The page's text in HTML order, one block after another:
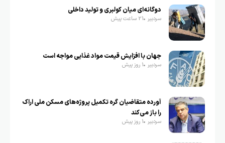
دوگانه‌ای میان کولبری و تولید داخلی
سردبیر 21 ساعت پیش
جهان با افزایش قیمت مواد غذایی مواجه است
سردبیر 1 روز پیش
آورده متقاضیان گره تکمیل پروژه‌های مسکن ملی اراک
را باز می‌کند
سردبیر 1 روز پیش